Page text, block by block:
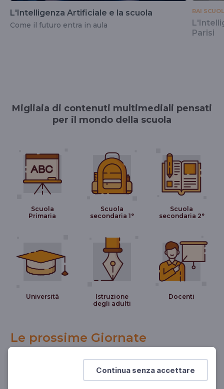
Continua senza accettare
L'Intelligenza Artificiale e la scuola
Come il futuro entra in aula
RAI
Parisi
Migliaia di contenuti multimediali pensati
per il mondo della scuola
Scuola
Primaria
Scuola
secondaria 1°
Scuola
secondaria 2°
Università
Istruzione
degli adulti
Docenti
Le prossime Giornate